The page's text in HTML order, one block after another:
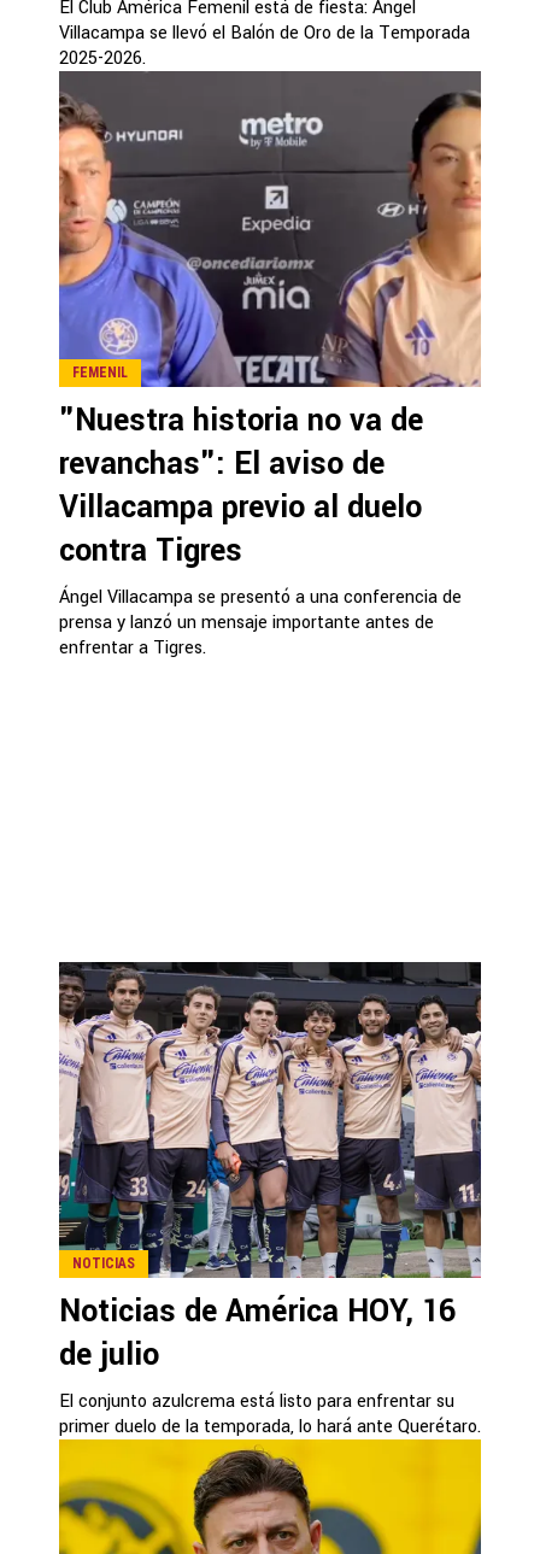
El Club América Femenil está de fiesta: Ángel
Villacampa se llevó el Balón de Oro de la Temporada
2025-2026.
FEMENIL
"Nuestra historia no va de
revanchas": El aviso de
Villacampa previo al duelo
contra Tigres
Ángel Villacampa se presentó a una conferencia de
prensa y lanzó un mensaje importante antes de
enfrentar a Tigres.
NOTICIAS
Noticias de América HOY, 16
de julio
El conjunto azulcrema está listo para enfrentar su
primer duelo de la temporada, lo hará ante Querétaro.